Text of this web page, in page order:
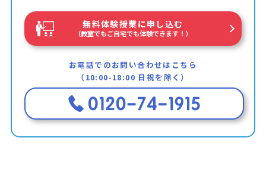
無料体験授業に申し込む
（教室でもご自宅でも体験できます！）
お電話でのお問い合わせはこちら
（10:00-18:00 日祝を除く）